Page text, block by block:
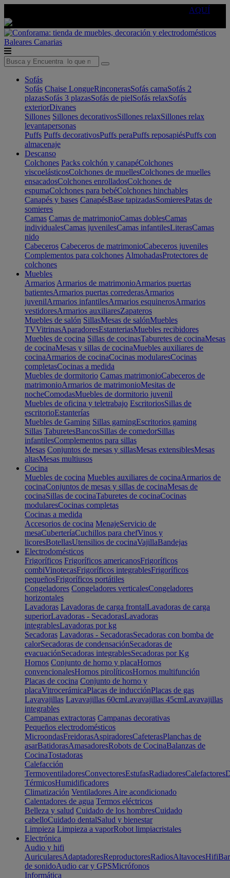
AQUÍ
Baleares Canarias
Sofás
Sofás Chaise LongueRinconerasSofás camaSofás 2
plazasSofás 3 plazasSofás de pielSofás relaxSofás
exteriorDivanes
Sillones Sillones decorativosSillones relaxSillones relax
levantapersonas
Puffs Puffs decorativosPuffs peraPuffs reposapiésPuffs con
almacenaje
Descanso
Colchones Packs colchón y canapéColchones
viscoelásticosColchones de muellesColchones de muelles
ensacadosColchones enrolladosColchones de
espumaColchones para bebéColchones hinchables
Canapés y bases CanapésBase tapizadasSomieresPatas de
somieres
Camas Camas de matrimonioCamas doblesCamas
individualesCamas juvenilesCamas infantilesLiterasCamas
nido
Cabeceros Cabeceros de matrimonioCabeceros juveniles
Complementos para colchones AlmohadasProtectores de
colchones
Muebles
Armarios Armarios de matrimonioArmarios puertas
batientesArmarios puertas correderasArmarios
juvenilArmarios infantilesArmarios esquinerosArmarios
vestidoresArmarios auxiliaresZapateros
Muebles de salón SillasMesas de salónMuebles
TVVitrinasAparadoresEstanteriasMuebles recibidores
Muebles de cocina Sillas de cocinasTaburetes de cocinaMesas
de cocinaMesas y sillas de cocinaMuebles auxiliares de
cocinaArmarios de cocinaCocinas modularesCocinas
completasCocinas a medida
Muebles de dormitorio Camas matrimonioCabeceros de
matrimonioArmarios de matrimonioMesitas de
nocheComodasMuebles de dormitorio juvenil
Muebles de oficina y teletrabajo EscritoriosSillas de
escritorioEstanterías
Muebles de Gaming Sillas gamingEscritorios gaming
Sillas TaburetesBancosSillas de comedorSillas
infantilesComplementos para sillas
Mesas Conjuntos de mesas y sillasMesas extensiblesMesas
altasMesas multiusos
Cocina
Muebles de cocina Muebles auxiliares de cocinaArmarios de
cocinaConjuntos de mesas y sillas de cocinaMesas de
cocinaSillas de cocinaTaburetes de cocinaCocinas
modularesCocinas completas
Cocinas a medida
Accesorios de cocina MenajeServicio de
mesaCuberteríaCuchillos para chefVinos y
licoresBotellasUtensilios de cocinaVajillaBandejas
Electrodomésticos
Frigoríficos Frigoríficos americanosFrigoríficos
combiVinotecasFrigoríficos integrablesFrigoríficos
pequeñosFrigoríficos portátiles
Congeladores Congeladores verticalesCongeladores
horizontales
Lavadoras Lavadoras de carga frontalLavadoras de carga
superiorLavadoras - SecadorasLavadoras
integrablesLavadoras por kg
Secadoras Lavadoras - SecadorasSecadoras con bomba de
calorSecadoras de condensaciónSecadoras de
evacuaciónSecadoras integrablesSecadoras por Kg
Hornos Conjunto de horno y placaHornos
convencionalesHornos pirolíticosHornos multifunción
Placas de cocina Conjunto de horno y
placaVitrocerámicaPlacas de inducciónPlacas de gas
Lavavajillas Lavavajillas 60cmLavavajillas 45cmLavavajillas
integrables
Campanas extractoras Campanas decorativas
Pequeños electrodomésticos
MicroondasFreidorasAspiradoresCafeterasPlanchas de
asarBatidorasAmasadoresRobots de CocinaBalanzas de
CocinaTostadoras
Calefacción
TermoventiladoresConvectoresEstufasRadiadoresCalefactores
TérmicosHumidificadores
Climatización Ventiladores Aire acondicionado
Calentadores de agua Termos eléctricos
Belleza y salud Cuidado de los hombresCuidado
cabelloCuidado dentalSalud y bienestar
Limpieza Limpieza a vaporRobot limpiacristales
Electrónica
Audio y hifi
AuricularesAdaptadoresReproductoresRadiosAltavocesHifi
de sonidoAudio car y GPSMicrófonos
Informática